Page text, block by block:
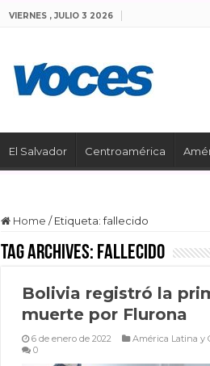
VIERNES , JULIO 3 2026
El Salvador Centroamérica
Home / Etiqueta:fallecido
Tag Archives: fallecido
Bolivia registró la
muerte por Flurona
6 de enero de 2022
América Latina y
0